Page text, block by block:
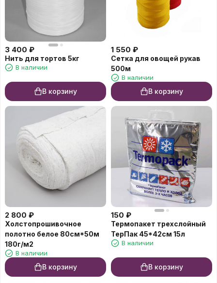
3 400 ₽
Нить для тортов 5кг
В наличии
В корзину
1 550 ₽
Сетка для овощей рукав
500м
В наличии
В корзину
2 800 ₽
Холстопрошивочное
полотно белое 80см*50м
180г/м2
В наличии
В корзину
150 ₽
Термопакет трехслойный
ТерПак 45*42см 15л
В наличии
В корзину